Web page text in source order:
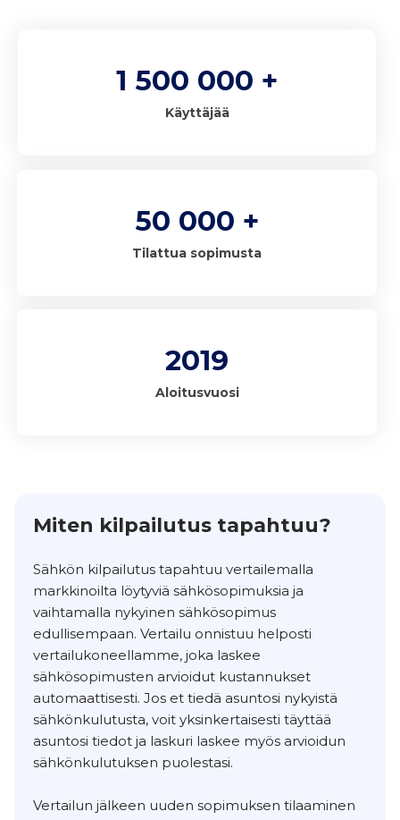
1 500 000 +
Käyttäjää
50 000 +
Tilattua sopimusta
2019
Aloitusvuosi
Miten kilpailutus tapahtuu?
Sähkön kilpailutus tapahtuu vertailemalla
markkinoilta löytyviä sähkösopimuksia ja
vaihtamalla nykyinen sähkösopimus
edullisempaan. Vertailu onnistuu helposti
vertailukoneellamme, joka laskee
sähkösopimusten arvioidut kustannukset
automaattisesti. Jos et tiedä asuntosi nykyistä
sähkönkulutusta, voit yksinkertaisesti täyttää
asuntosi tiedot ja laskuri laskee myös arvioidun
sähkönkulutuksen puolestasi.
Vertailun jälkeen uuden sopimuksen tilaaminen